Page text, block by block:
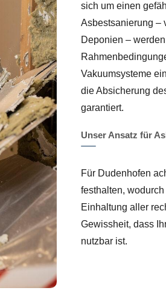
sich um einen
Asbestsanierung –
Deponien –
Vakuumsysteme
die Absicherung
garantiert.
Unser Ansatz für
Für Dudenhofen
festhalten,
Einhaltung aller
Gewissheit, dass
nutzbar ist.